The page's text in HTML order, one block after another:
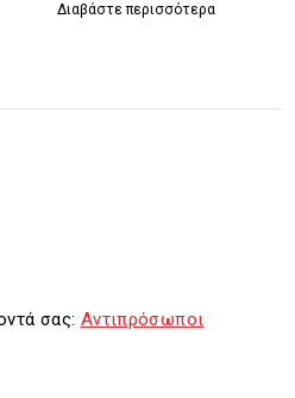
Διαβάστε περισσότερα
σας: Αντιπρόσωποι